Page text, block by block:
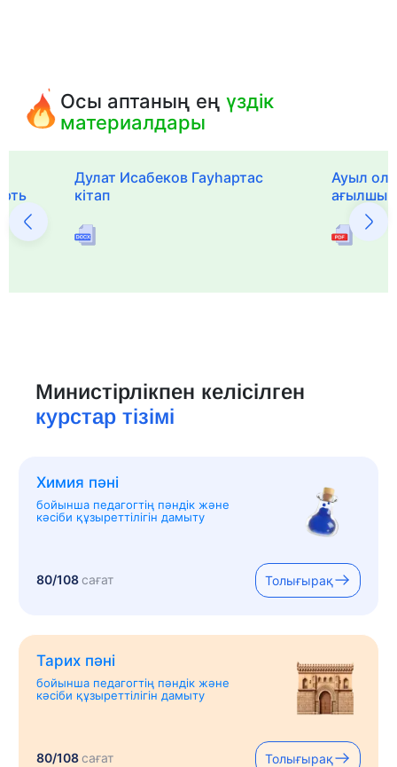
Осы аптаның еңүздік
материалдары
Дулат Исабеков Гауһартас
кітап
Ауыл
ағылшын
Министірлікпен келісілген
курстар тізімі
Химия пәні
бойынша педагогтің пәндік және
кәсіби құзыреттілігін дамыту
80/108сағат Толығырақ
Тарих пәні
бойынша педагогтің пәндік және
кәсіби құзыреттілігін дамыту
80/108сағат Толығырақ